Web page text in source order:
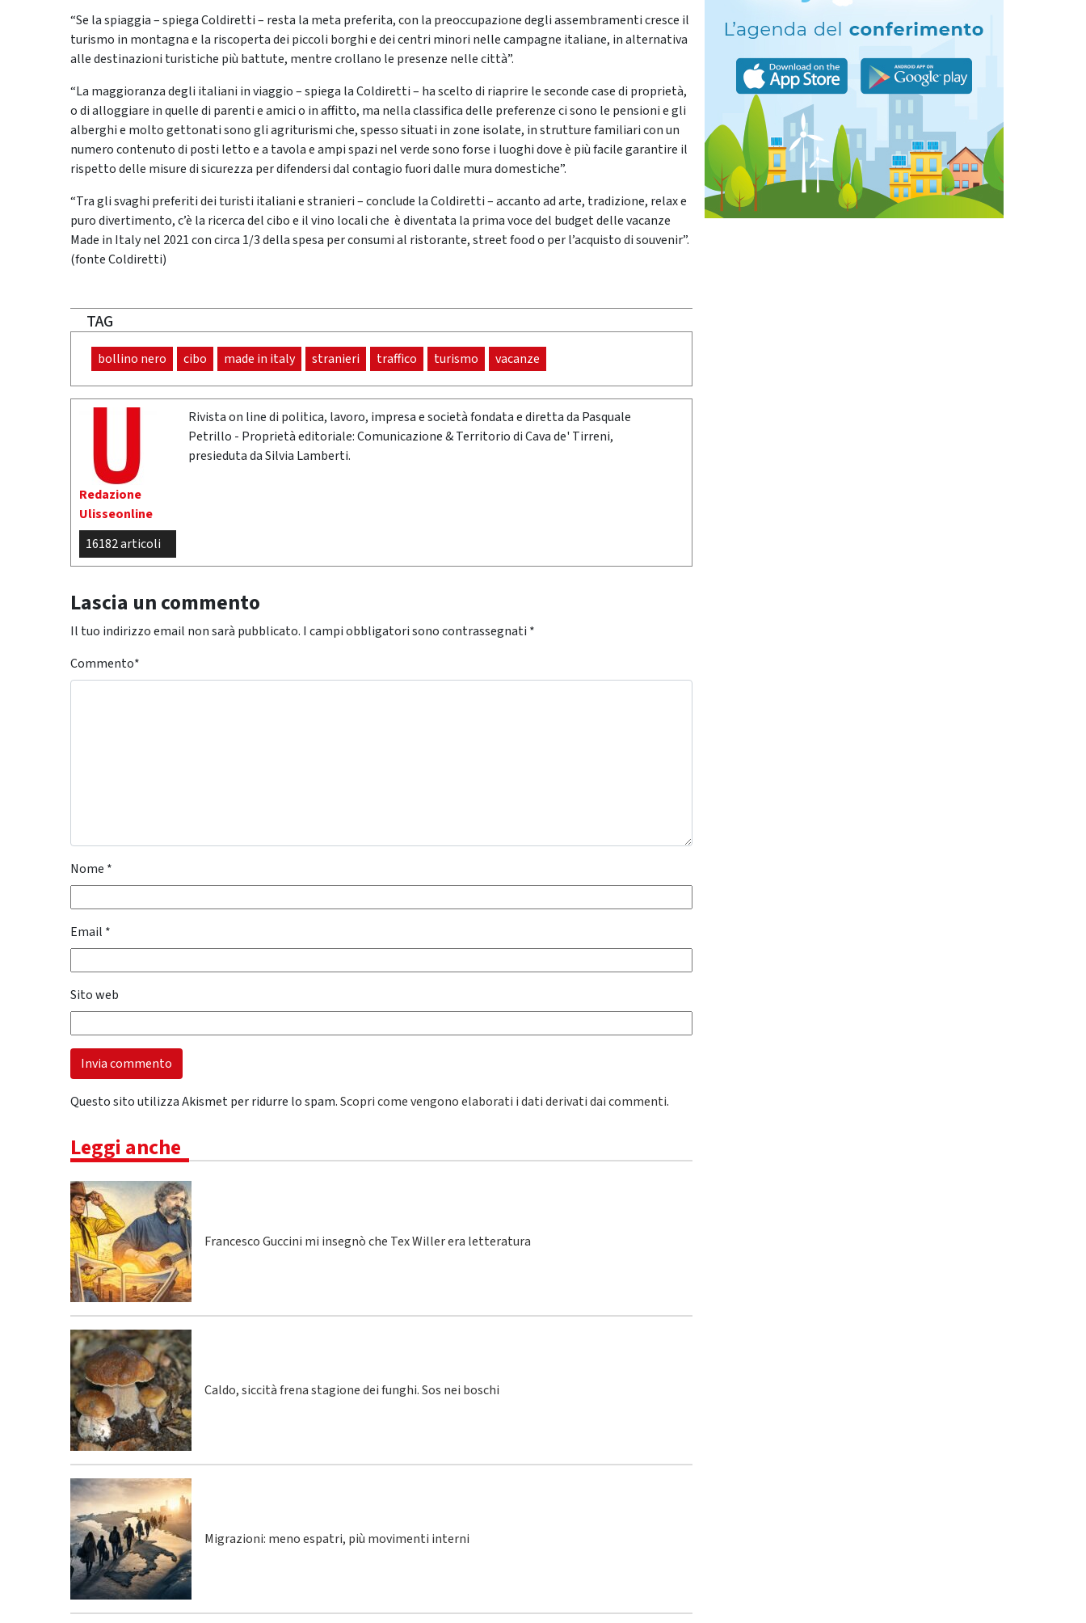
“Se la spiaggia – spiega Coldiretti – resta la meta preferita, con la preoccupazione degli assembramenti cresce il
turismo in montagna e la riscoperta dei piccoli borghi e dei centri minori nelle campagne italiane, in alternativa
alle destinazioni turistiche più battute, mentre crollano le presenze nelle città”.
“La maggioranza degli italiani in viaggio – spiega la Coldiretti – ha scelto di riaprire le seconde case di proprietà,
o di alloggiare in quelle di parenti e amici o in affitto, ma nella classifica delle preferenze ci sono le pensioni e gli
alberghi e molto gettonati sono gli agriturismi che, spesso situati in zone isolate, in strutture familiari con un
numero contenuto di posti letto e a tavola e ampi spazi nel verde sono forse i luoghi dove è più facile garantire il
rispetto delle misure di sicurezza per difendersi dal contagio fuori dalle mura domestiche”.
“Tra gli svaghi preferiti dei turisti italiani e stranieri – conclude la Coldiretti – accanto ad arte, tradizione, relax e
puro divertimento, c’è la ricerca del cibo e il vino locali che è diventata la prima voce del budget delle vacanze
Made in Italy nel 2021 con circa 1/3 della spesa per consumi al ristorante, street food o per l’acquisto di souvenir”.
(fonte Coldiretti)
TAG
bollino nero cibo made in italy stranieri traffico turismo vacanze
Redazione
Ulisseonline
16182 articoli
Rivista on line di politica, lavoro, impresa e società fondata e diretta da Pasquale
Petrillo - Proprietà editoriale: Comunicazione & Territorio di Cava de' Tirreni,
presieduta da Silvia Lamberti.
Lascia un commento
Il tuo indirizzo email non sarà pubblicato. I campi obbligatori sono contrassegnati *
Commento*
Nome *
Email *
Sito web
Questo sito utilizza Akismet per ridurre lo spam.Scopri come vengono elaborati i dati derivati dai commenti.
Leggi anche
Francesco Guccini mi insegnò che Tex Willer era letteratura
Caldo, siccità frena stagione dei funghi. Sos nei boschi
Migrazioni: meno espatri, più movimenti interni